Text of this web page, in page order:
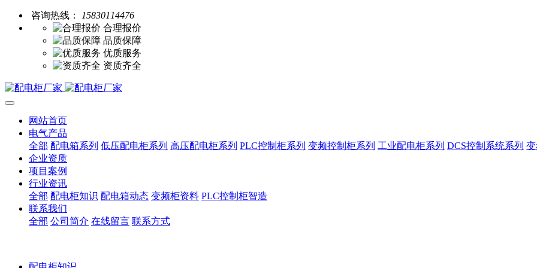
咨询热线：
15830114476
合理报价
品质保障
优质服务
资质齐全
网站首页
电气产品
全部 配电箱系列 低压配电柜系列 高压配电柜系列 PLC控制柜系列 变频控制柜系列 工业配电柜系列 DCS控制系统系列
企业资质
项目案例
行业资讯
全部 配电柜知识 配电箱动态 变频柜资料 PLC控制柜智造
联系我们
全部 公司简介 在线留言 联系方式